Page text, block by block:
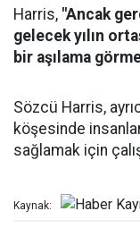
Harris, "Ancak
gelecek yılın
bir aşılama
Sözcü Harris,
köşesinde
sağlamak için
Kaynak: